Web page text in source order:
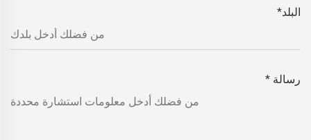
البلد*
رسالة *